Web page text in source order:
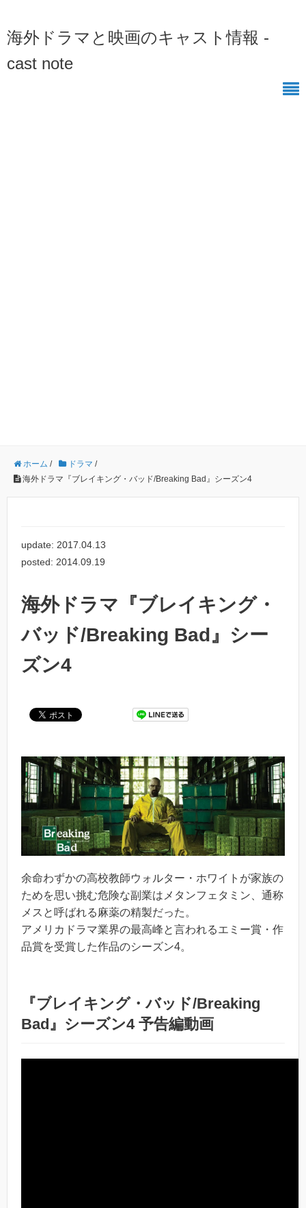
海外ドラマと映画のキャスト情報 -
cast note
ホーム / ドラマ /
海外ドラマ『ブレイキング・バッド/Breaking Bad』シーズン4
update: 2017.04.13
posted: 2014.09.19
海外ドラマ『ブレイキング・
バッド/Breaking Bad』シー
ズン4
余命わずかの高校教師ウォルター・ホワイトが家族の
ためを思い挑む危険な副業はメタンフェタミン、通称
メスと呼ばれる麻薬の精製だった。
アメリカドラマ業界の最高峰と言われるエミー賞・作
品賞を受賞した作品のシーズン4。
『ブレイキング・バッド/Breaking
Bad』シーズン4 予告編動画